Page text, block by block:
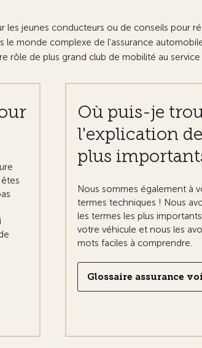
jeunes conducteurs ou de conseils pour
monde complexe de l'assurance
de plus grand club de mobilité au service
Où puis-je
l'explication
plus
Nous sommes également à
termes techniques ! Nous
les termes les plus
votre véhicule et nous les
mots faciles à comprendre.
Glossaire assurance